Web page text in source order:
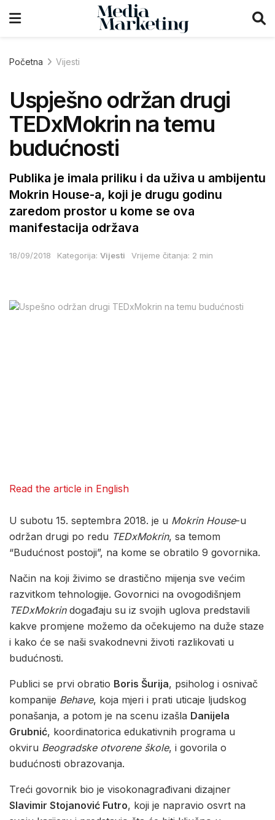
Početna Vijesti
Uspješno održan drugi
TEDxMokrin na temu
budućnosti
Publika je imala priliku i da uživa u ambijentu
Mokrin House-a, koji je drugu godinu
zaredom prostor u kome se ova
manifestacija održava
18/09/2018 Kategorija: Vijesti Vrijeme čitanja: 2 min
Read the article in English
U subotu 15. septembra 2018. je u Mokrin House-u
održan drugi po redu TEDxMokrin, sa temom
“Budućnost postoji”, na kome se obratilo 9 govornika.
Način na koji živimo se drastično mijenja sve većim
razvitkom tehnologije. Govornici na ovogodišnjem
TEDxMokrindogađaju su iz svojih uglova predstavili
kakve promjene možemo da očekujemo na duže staze
i kako će se naši svakodnevni životi razlikovati u
budućnosti.
Publici se prvi obratio Boris Šurija, psiholog i osnivač
kompanije Behave, koja mjeri i prati uticaje ljudskog
ponašanja, a potom je na scenu izašla Danijela
Grubnić, koordinatorica edukativnih programa u
okviru Beogradske otvorene škole, i govorila o
budućnosti obrazovanja.
Treći govornik bio je visokonagrađivani dizajner
Slavimir Stojanović Futro, koji je napravio osvrt na